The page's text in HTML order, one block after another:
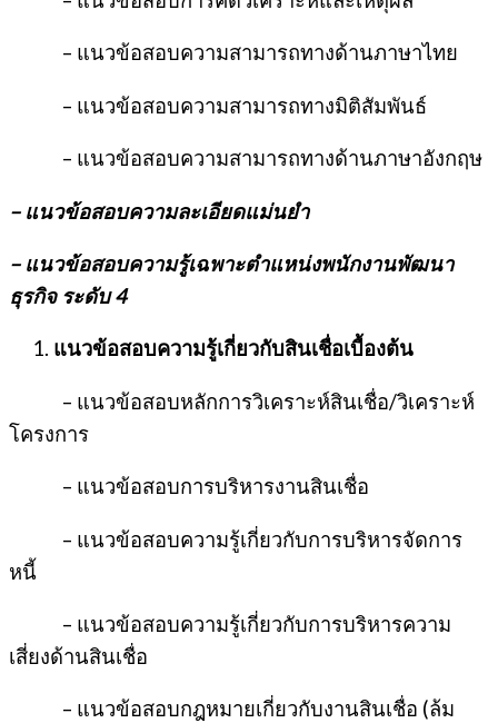
– แนวข้อสอบความสามารถทางด้านภาษาไทย
– แนวข้อสอบความสามารถทางมิติสัมพันธ์
– แนวข้อสอบความสามารถทางด้านภาษาอังกฤษ
– แนวข้อสอบความละเอียดแม่นยำ
– แนวข้อสอบความรู้เฉพาะตำแหน่งพนักงานพัฒนา
ธุรกิจ ระดับ 4
แนวข้อสอบความรู้เกี่ยวกับสินเชื่อเบื้องต้น
– แนวข้อสอบหลักการวิเคราะห์สินเชื่อ/วิเคราะห์
โครงการ
– แนวข้อสอบการบริหารงานสินเชื่อ
– แนวข้อสอบความรู้เกี่ยวกับการบริหารจัดการ
หนี้
– แนวข้อสอบความรู้เกี่ยวกับการบริหารความ
เสี่ยงด้านสินเชื่อ
– แนวข้อสอบกฎหมายเกี่ยวกับงานสินเชื่อ (ล้ม